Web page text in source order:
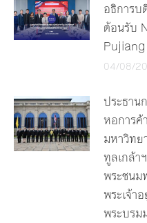
อธิการ
ต้อนรับ
04/08/
ประธาน
หอการค้
มหาวิท
ทูลเกล้า
พระชนม
พระเจ้
พระบรม